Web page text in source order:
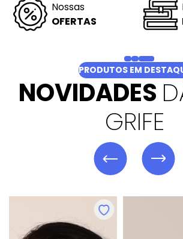
Linha
CAMPUS
PRODUTOS EM
NOVIDADES
GRIFE